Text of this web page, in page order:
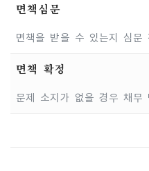
면책심문
면책을 받을 수 있는지 심문
면책 확정
문제 소지가 없을 경우 채무